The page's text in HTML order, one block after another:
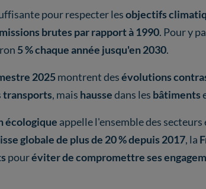
pour respecter lesobjectifs
brutes par rapport à 1990. Pour y
5 % chaque année jusqu'en 2030.
2025montrent desévolutions
transports, mais haussedans les bâtiments
écologique appelle l'ensemble des
globale de plus de 20 % depuis 2017, la
pouréviter de compromettre ses